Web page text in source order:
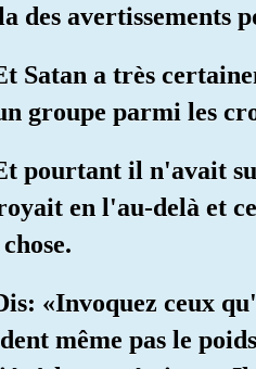
des avertissements
Satan a très
groupe parmi les
pourtant il n'avait
en l'au-delà et
«Invoquez ceux
même pas le